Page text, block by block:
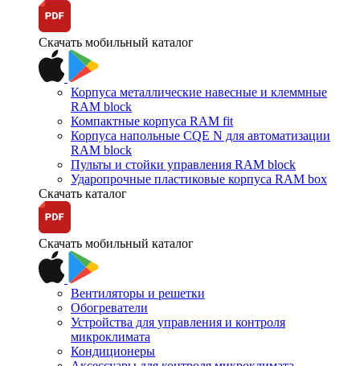
Скачать мобильный каталог
Корпуса металлические навесные и клеммные
RAM block
Компактные корпуса RAM fit
Корпуса напольные CQE N для автоматизации
RAM block
Пульты и стойки управления RAM block
Ударопрочные пластиковые корпуса RAM box
Скачать каталог
Скачать мобильный каталог
Вентиляторы и решетки
Обогреватели
Устройства для управления и контроля
микроклимата
Кондиционеры